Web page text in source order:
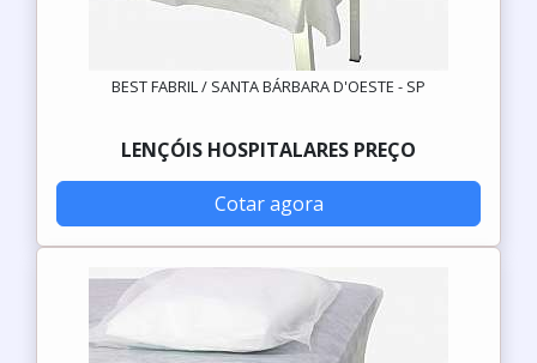
BEST FABRIL / SANTA BÁRBARA D'OESTE - SP
LENÇÓIS HOSPITALARES PREÇO
Cotar agora